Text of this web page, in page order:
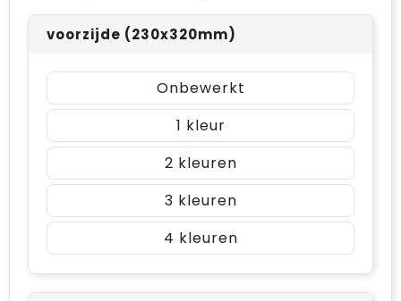
voorzijde (230x320mm)
Onbewerkt
1
2
3
4